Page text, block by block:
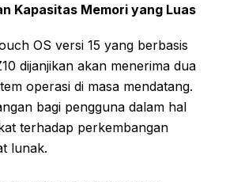
Kapasitas Memori yang Luas
OS versi 15 yang berbasis
dijanjikan akan menerima dua
operasi di masa mendatang.
bagi pengguna dalam hal
terhadap perkembangan
lunak.